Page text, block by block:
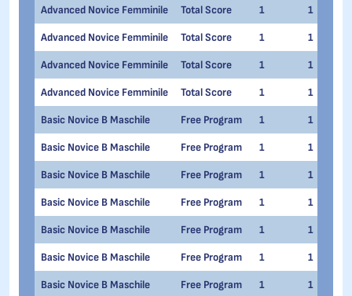
Advanced Novice Femminile Total Score 1 1
Advanced Novice Femminile Total Score 1 1
Advanced Novice Femminile Total Score 1 1
Advanced Novice Femminile Total Score 1 1
Basic Novice B Maschile Free Program 1 1
Basic Novice B Maschile Free Program 1 1
Basic Novice B Maschile Free Program 1 1
Basic Novice B Maschile Free Program 1 1
Basic Novice B Maschile Free Program 1 1
Basic Novice B Maschile Free Program 1 1
Basic Novice B Maschile Free Program 1 1